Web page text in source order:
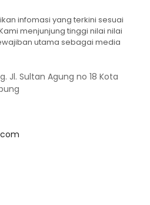
infomasi yang terkini sesuai
menjunjung tinggi nilai nilai
utama sebagai media
Jl. Sultan Agung no 18 Kota